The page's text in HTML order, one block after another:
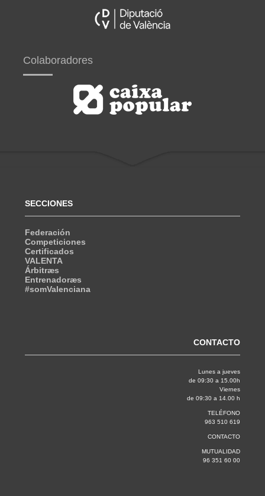
Colaboradores
SECCIONES
Federación
Competiciones
Certificados
VALENTA
Árbitræs
Entrenadoræs
#somValenciana
CONTACTO
Lunes a jueves
de 09:30 a 15.00h
Viernes
de 09:30 a 14.00 h
TELÉFONO
963 510 619
CONTACTO
MUTUALIDAD
96 351 60 00